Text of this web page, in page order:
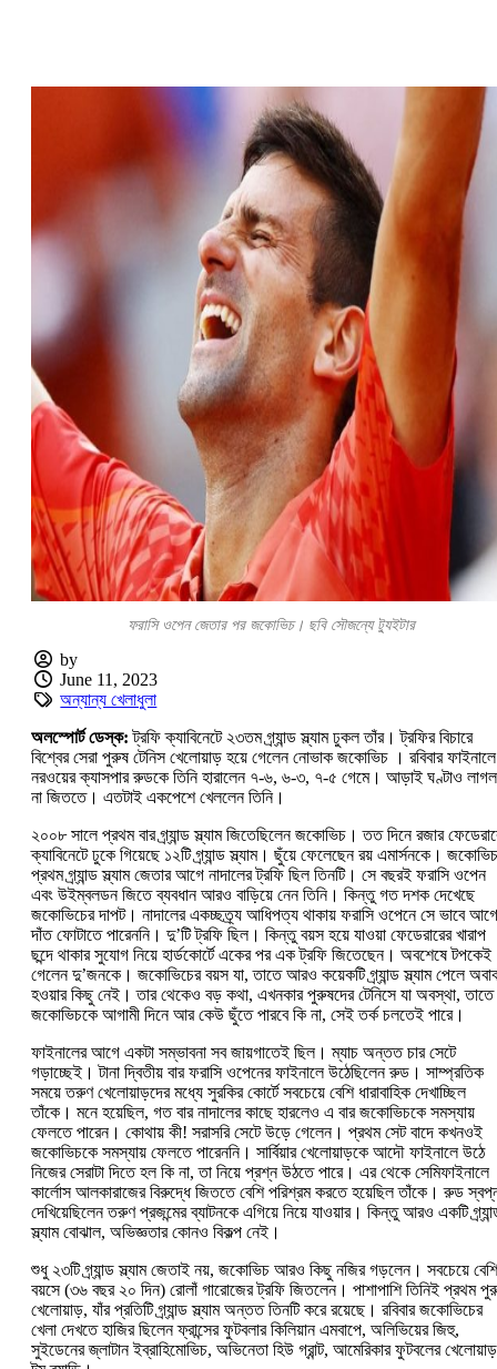
ফরাসি ওপেন জেতার পর জকোভিচ। ছবি সৌজন্যে ট্যুইটার
by
June 11, 2023
অন্যান্য খেলাধুলা
অলস্পোর্ট ডেস্ক: ট্রফি ক্যাবিনেটে ২৩তম গ্র্যান্ড স্ল্যাম ঢুকল তাঁর। ট্রফির বিচারে
বিশ্বের সেরা পুরুষ টেনিস খেলোয়াড় হয়ে গেলেন নোভাক জকোভিচ । রবিবার ফাইনালে
নরওয়ের ক্যাসপার রুডকে তিনি হারালেন ৭-৬, ৬-৩, ৭-৫ গেমে। আড়াই ঘণ্টাও লাগল
না জিততে। এতটাই একপেশে খেললেন তিনি।
২০০৮ সালে প্রথম বার গ্র্যান্ড স্ল্যাম জিতেছিলেন জকোভিচ। তত দিনে রজার
ক্যাবিনেটে ঢুকে গিয়েছে ১২টি গ্র্যান্ড স্ল্যাম। ছুঁয়ে ফেলেছেন রয় এমার্সনকে। জকোভিচ
প্রথম গ্র্যান্ড স্ল্যাম জেতার আগে নাদালের ট্রফি ছিল তিনটি। সে বছরই ফরাসি ওপেন
এবং উইম্বলডন জিতে ব্যবধান আরও বাড়িয়ে নেন তিনি। কিন্তু গত দশক দেখেছে
জকোভিচের দাপট। নাদালের একচ্ছত্র্য আধিপত্য থাকায় ফরাসি ওপেনে সে ভাবে আগে
দাঁত ফোটাতে পারেননি। দু’টি ট্রফি ছিল। কিন্তু বয়স হয়ে যাওয়া ফেডেরারের খারাপ
ছন্দে থাকার সুযোগ নিয়ে হার্ডকোর্টে একের পর এক ট্রফি জিতেছেন। অবশেষে টপকেই
গেলেন দু’জনকে। জকোভিচের বয়স যা, তাতে আরও কয়েকটি গ্র্যান্ড স্ল্যাম পেলে
হওয়ার কিছু নেই। তার থেকেও বড় কথা, এখনকার পুরুষদের টেনিসে যা অবস্থা, তাতে
জকোভিচকে আগামী দিনে আর কেউ ছুঁতে পারবে কি না, সেই তর্ক চলতেই পারে।
ফাইনালের আগে একটা সম্ভাবনা সব জায়গাতেই ছিল। ম্যাচ অন্তত চার সেটে
গড়াচ্ছেই। টানা দ্বিতীয় বার ফরাসি ওপেনের ফাইনালে উঠেছিলেন রুড। সাম্প্রতিক
সময়ে তরুণ খেলোয়াড়দের মধ্যে সুরকির কোর্টে সবচেয়ে বেশি ধারাবাহিক দেখাচ্ছিল
তাঁকে। মনে হয়েছিল, গত বার নাদালের কাছে হারলেও এ বার জকোভিচকে সমস্যায়
ফেলতে পারেন। কোথায় কী! সরাসরি সেটে উড়ে গেলেন। প্রথম সেট বাদে কখনওই
জকোভিচকে সমস্যায় ফেলতে পারেননি। সার্বিয়ার খেলোয়াড়কে আদৌ ফাইনালে উঠে
নিজের সেরাটা দিতে হল কি না, তা নিয়ে প্রশ্ন উঠতে পারে। এর থেকে সেমিফাইনালে
কার্লোস আলকারাজের বিরুদ্ধে জিততে বেশি পরিশ্রম করতে হয়েছিল তাঁকে। রুড
দেখিয়েছিলেন তরুণ প্রজন্মের ব্যাটনকে এগিয়ে নিয়ে যাওয়ার। কিন্তু আরও একটি
স্ল্যাম বোঝাল, অভিজ্ঞতার কোনও বিকল্প নেই।
শুধু ২৩টি গ্র্যান্ড স্ল্যাম জেতাই নয়, জকোভিচ আরও কিছু নজির গড়লেন। সবচেয়ে বেশি
বয়সে (৩৬ বছর ২০ দিন) রোলাঁ গারোজের ট্রফি জিতলেন। পাশাপাশি তিনিই প্রথম
খেলোয়াড়, যাঁর প্রতিটি গ্র্যান্ড স্ল্যাম অন্তত তিনটি করে রয়েছে। রবিবার জকোভিচের
খেলা দেখতে হাজির ছিলেন ফ্রান্সের ফুটবলার কিলিয়ান এমবাপে, অলিভিয়ের জিহু,
সুইডেনের জ্লাটান ইব্রাহিমোভিচ, অভিনেতা হিউ গ্রান্ট, আমেরিকার ফুটবলের খেলোয়াড়